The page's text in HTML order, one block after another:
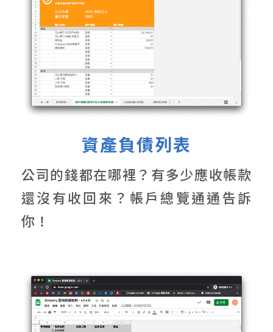
資產負債列表
公司的錢都在哪裡？有多少應收帳款
還沒有收回來？帳戶總覽通通告訴
你！